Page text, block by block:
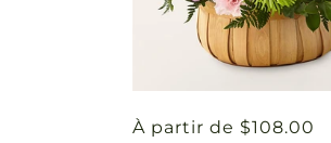
Prix
À partir de $108.00